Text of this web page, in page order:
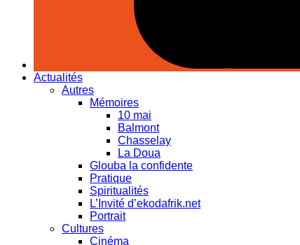
Actualités
Autres
Mémoires
10 mai
Balmont
Chasselay
La Doua
Glouba la confidente
Pratique
Spiritualités
L’Invité d’ekodafrik.net
Portrait
Cultures
Cinéma